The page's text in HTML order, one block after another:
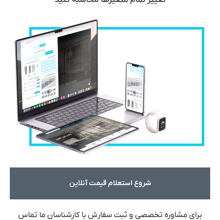
شروع استعلام قیمت آنلاین
برای مشاوره تخصصی و ثبت سفارش با کارشناسان ما تماس